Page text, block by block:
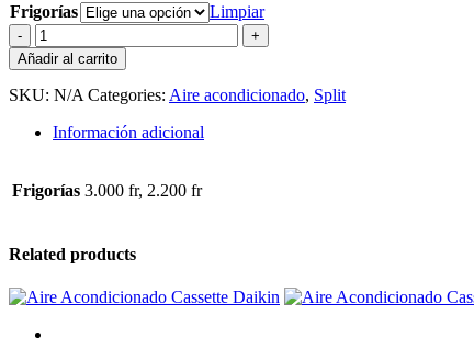
precios:
desde
606.21€
678.81€
Frigorías
Limpiar
Aire
acondicionado
1x1
Fujitsu
pared
Añadir al carrito
SKU: N/A Categories: Aire acondicionado, Split
Información adicional
Frigorías 3.000 fr, 2.200 fr
Related products